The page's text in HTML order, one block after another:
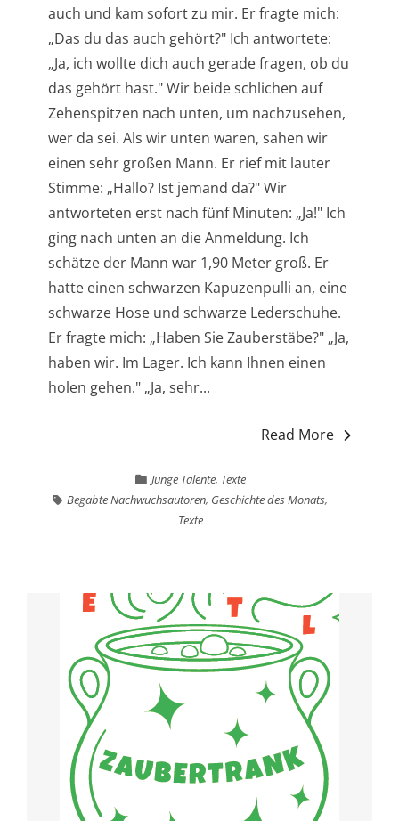
auch und kam sofort zu mir. Er fragte mich:
„Das du das auch gehört?" Ich antwortete:
„Ja, ich wollte dich auch gerade fragen, ob du
das gehört hast." Wir beide schlichen auf
Zehenspitzen nach unten, um nachzusehen,
wer da sei. Als wir unten waren, sahen wir
einen sehr großen Mann. Er rief mit lauter
Stimme: „Hallo? Ist jemand da?" Wir
antworteten erst nach fünf Minuten: „Ja!" Ich
ging nach unten an die Anmeldung. Ich
schätze der Mann war 1,90 Meter groß. Er
hatte einen schwarzen Kapuzenpulli an, eine
schwarze Hose und schwarze Lederschuhe.
Er fragte mich: „Haben Sie Zauberstäbe?" „Ja,
haben wir. Im Lager. Ich kann Ihnen einen
holen gehen." „Ja, sehr...
Read More
Junge Talente, Texte
Begabte Nachwuchsautoren, Geschichte des Monats,
Texte